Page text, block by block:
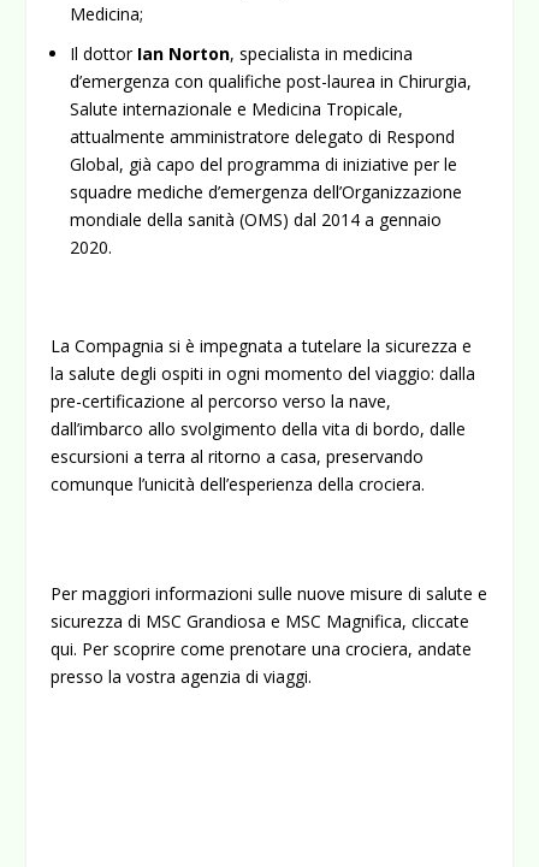
Medicina;
Il dottor Ian Norton, specialista in medicina
d’emergenza con qualifiche post-laurea in Chirurgia,
Salute internazionale e Medicina Tropicale,
attualmente amministratore delegato di Respond
Global, già capo del programma di iniziative per le
squadre mediche d’emergenza dell’Organizzazione
mondiale della sanità (OMS) dal 2014 a gennaio
2020.
La Compagnia si è impegnata a tutelare la sicurezza e
la salute degli ospiti in ogni momento del viaggio: dalla
pre-certificazione al percorso verso la nave,
dall’imbarco allo svolgimento della vita di bordo, dalle
escursioni a terra al ritorno a casa, preservando
comunque l’unicità dell’esperienza della crociera.
Per maggiori informazioni sulle nuove misure di salute e
sicurezza di MSC Grandiosa e MSC Magnifica, cliccate
qui. Per scoprire come prenotare una crociera, andate
presso la vostra agenzia di viaggi.
facebook